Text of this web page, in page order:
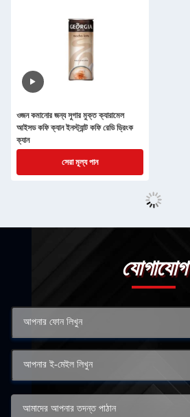
ওজন কমানোর জন্য সুগার মুক্ত ক্যারামেল
আইসড কফি ক্যান ইনস্ট্যান্ট কফি রেডি ড্রিংক
ক্যান
সেরা মূল্য পান
যোগাযোগ